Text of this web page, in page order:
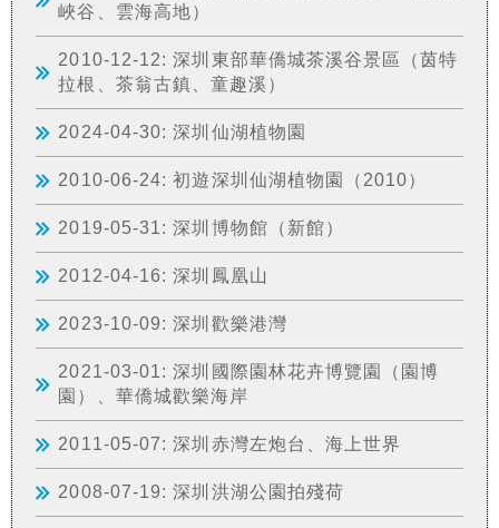
峽谷、雲海高地）
2010-12-12: 深圳東部華僑城茶溪谷景區（茵特
拉根、茶翁古鎮、童趣溪）
2024-04-30: 深圳仙湖植物園
2010-06-24: 初遊深圳仙湖植物園（2010）
2019-05-31: 深圳博物館（新館）
2012-04-16: 深圳鳳凰山
2023-10-09: 深圳歡樂港灣
2021-03-01: 深圳國際園林花卉博覽園（園博
園）、華僑城歡樂海岸
2011-05-07: 深圳赤灣左炮台、海上世界
2008-07-19: 深圳洪湖公園拍殘荷